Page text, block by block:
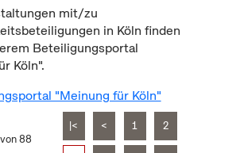
mit/zu
in Köln finden
Beteiligungsportal
Köln".
"Meinung für Köln"
88
|< < 1 2